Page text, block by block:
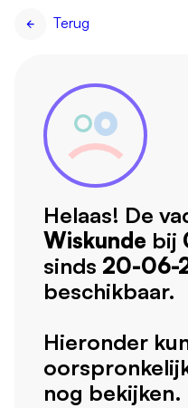
Terug
Helaas! De
Wiskunde bij
sinds 20-06-
beschikbaar.
Hieronder
nog bekijken.